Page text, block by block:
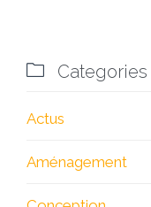
 Categories
Actus
Aménagement